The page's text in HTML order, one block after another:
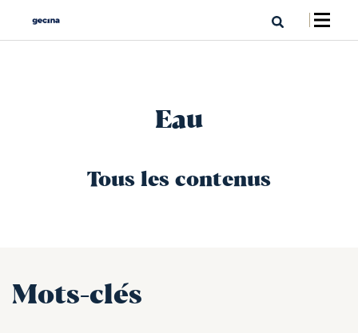
Eau
Tous les contenus
Mots-clés